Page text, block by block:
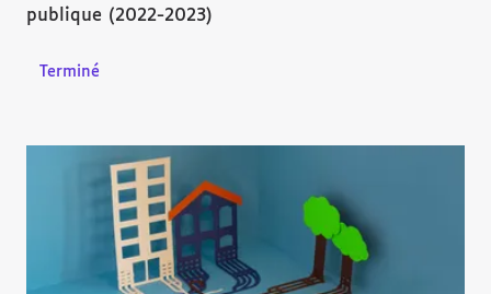
publique (2022-2023)
Terminé